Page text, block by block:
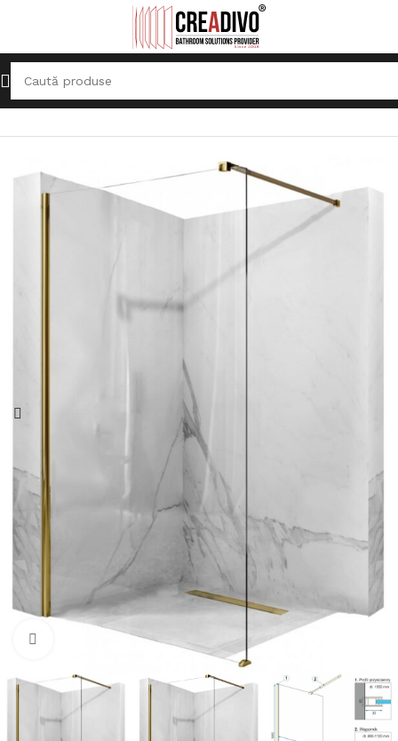
Prima pagină Cabine de duş Usi pentru cabine de dus
Click pentru a mari